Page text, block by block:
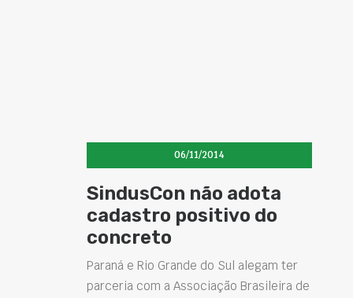
06/11/2014
SindusCon não adota
cadastro positivo do
concreto
Paraná e Rio Grande do Sul alegam ter
parceria com a Associação Brasileira de